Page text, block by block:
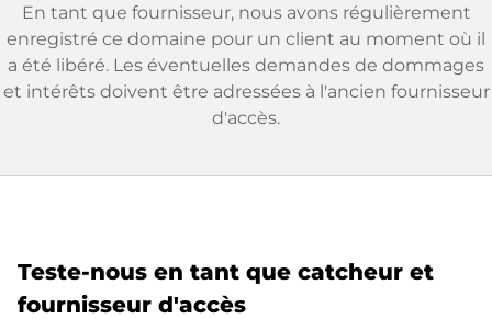
En tant que fournisseur, nous avons régulièrement
enregistré ce domaine pour un client au moment où il
a été libéré. Les éventuelles demandes de dommages
et intérêts doivent être adressées à l'ancien fournisseur
d'accès.
Teste-nous en tant que catcheur et
fournisseur d'accès